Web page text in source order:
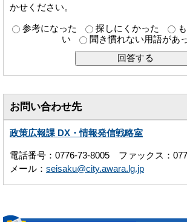
かせください。
参考になった 探しにくかった
い
聞き慣れない用語があ
お問い合わせ先
政策広報課 DX・情報発信戦略室
電話番号：0776-73-8005 ファックス：
メール： seisaku@city.awara.lg.jp